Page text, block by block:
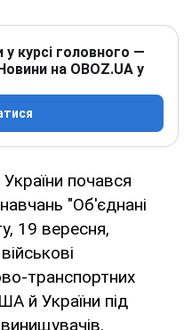
курсі головного —
на OBOZ.UA у
почався
"Об'єднані
19 вересня,
транспортних
й України під